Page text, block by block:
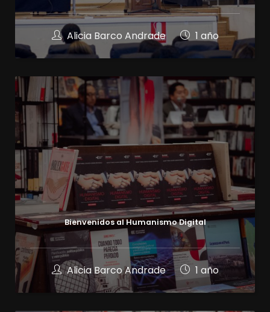
Alicia Barco Andrade 1 año
Bienvenidos al Humanismo Digital
Alicia Barco Andrade 1 año